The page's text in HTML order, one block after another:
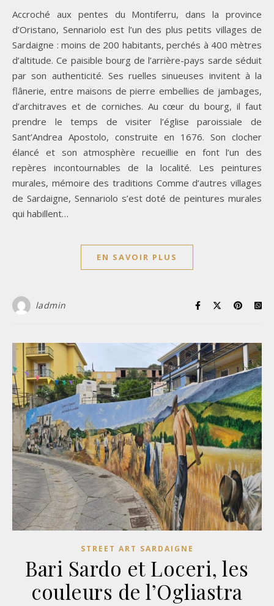
Accroché aux pentes du Montiferru, dans la province
d’Oristano, Sennariolo est l’un des plus petits villages de
Sardaigne : moins de 200 habitants, perchés à 400 mètres
d’altitude. Ce paisible bourg de l’arrière-pays sarde séduit
par son authenticité. Ses ruelles sinueuses invitent à la
flânerie, entre maisons de pierre embellies de jambages,
d’architraves et de corniches. Au cœur du bourg, il faut
prendre le temps de visiter l’église paroissiale de
Sant’Andrea Apostolo, construite en 1676. Son clocher
élancé et son atmosphère recueillie en font l’un des
repères incontournables de la localité. Les peintures
murales, mémoire des traditions Comme d’autres villages
de Sardaigne, Sennariolo s’est doté de peintures murales
qui habillent…
EN SAVOIR PLUS
ladmin
STREET ART SARDAIGNE
Bari Sardo et Loceri, les
couleurs de l’Ogliastra